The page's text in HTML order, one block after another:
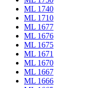
ML 1740
ML 1710
ML 1677
ML 1676
ML 1675
ML 1671
ML 1670
ML 1667
ML 1666